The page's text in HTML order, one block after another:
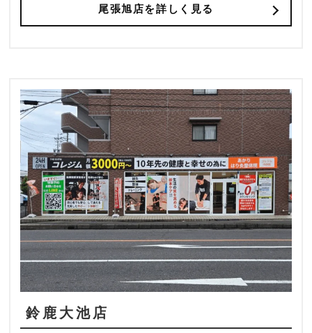
尾張旭店を詳しく見る
鈴鹿大池店